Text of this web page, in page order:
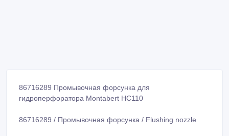
86716289 Промывочная форсунка для
гидроперфоратора Montabert HC110
86716289 / Промывочная форсунка / Flushing nozzle